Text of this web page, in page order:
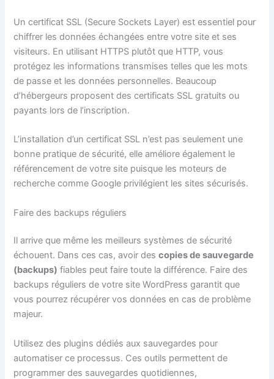
Un certificat SSL (Secure Sockets Layer) est essentiel pour
chiffrer les données échangées entre votre site et ses
visiteurs. En utilisant HTTPS plutôt que HTTP, vous
protégez les informations transmises telles que les mots
de passe et les données personnelles. Beaucoup
d’hébergeurs proposent des certificats SSL gratuits ou
payants lors de l’inscription.
L’installation d’un certificat SSL n’est pas seulement une
bonne pratique de sécurité, elle améliore également le
référencement de votre site puisque les moteurs de
recherche comme Google privilégient les sites sécurisés.
Faire des backups réguliers
Il arrive que même les meilleurs systèmes de sécurité
échouent. Dans ces cas, avoir descopies de sauvegarde
(backups) fiables peut faire toute la différence. Faire des
backups réguliers de votre site WordPress garantit que
vous pourrez récupérer vos données en cas de problème
majeur.
Utilisez des plugins dédiés aux sauvegardes pour
automatiser ce processus. Ces outils permettent de
programmer des sauvegardes quotidiennes,